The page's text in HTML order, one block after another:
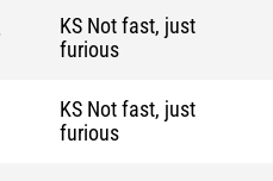
KS Not fast, just
furious
KS Not fast, just
furious